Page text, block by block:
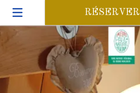
RÉSERVER